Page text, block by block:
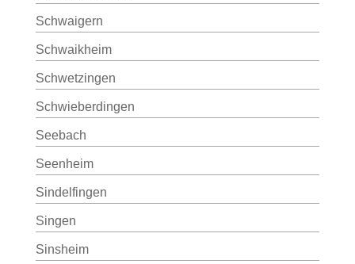
Schwaigern
Schwaikheim
Schwetzingen
Schwieberdingen
Seebach
Seenheim
Sindelfingen
Singen
Sinsheim